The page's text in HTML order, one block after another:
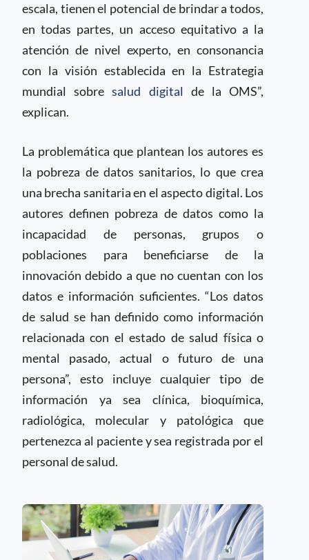
escala, tienen el potencial de brindar a todos,
en todas partes, un acceso equitativo a la
atención de nivel experto, en consonancia
con la visión establecida en la Estrategia
mundial sobresalud digital de la OMS”,
explican.
La problemática que plantean los autores es
la pobreza de datos sanitarios, lo que crea
una brecha sanitaria en el aspecto digital. Los
autores definen pobreza de datos como la
incapacidad de personas, grupos o
poblaciones para beneficiarse de la
innovación debido a que no cuentan con los
datos e información suficientes. “Los datos
de salud se han definido como información
relacionada con el estado de salud física o
mental pasado, actual o futuro de una
persona”, esto incluye cualquier tipo de
información ya sea clínica, bioquímica,
radiológica, molecular y patológica que
pertenezca al paciente y sea registrada por el
personal de salud.